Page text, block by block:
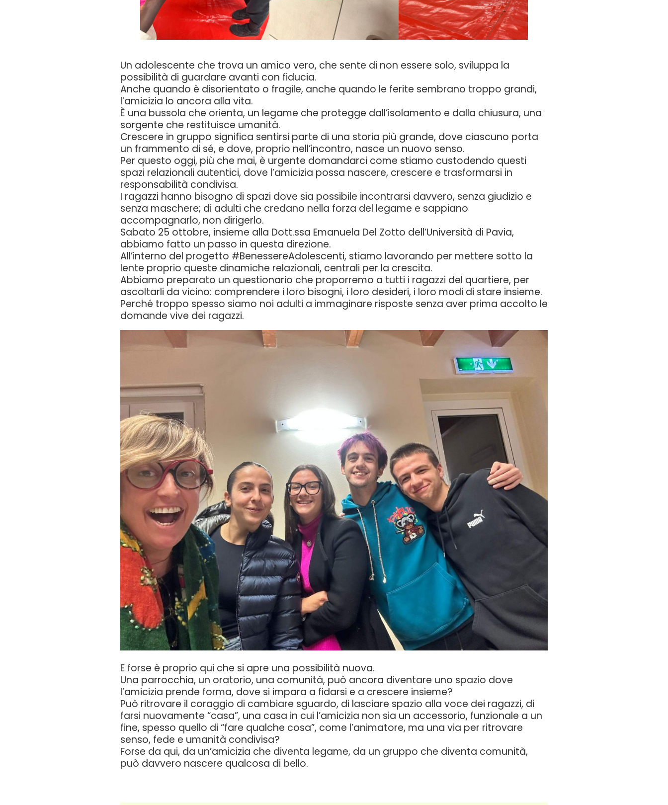
Un adolescente che trova un amico vero, che sente di non essere solo, sviluppa la
possibilità di guardare avanti con fiducia.
Anche quando è disorientato o fragile, anche quando le ferite sembrano troppo grandi,
l’amicizia lo ancora alla vita.
È una bussola che orienta, un legame che protegge dall’isolamento e dalla chiusura, una
sorgente che restituisce umanità.
Crescere in gruppo significa sentirsi parte di una storia più grande, dove ciascuno porta
un frammento di sé, e dove, proprio nell’incontro, nasce un nuovo senso.
Per questo oggi, più che mai, è urgente domandarci come stiamo custodendo questi
spazi relazionali autentici, dove l’amicizia possa nascere, crescere e trasformarsi in
responsabilità condivisa.
I ragazzi hanno bisogno di spazi dove sia possibile incontrarsi davvero, senza giudizio e
senza maschere; di adulti che credano nella forza del legame e sappiano
accompagnarlo, non dirigerlo.
Sabato 25 ottobre, insieme alla Dott.ssa Emanuela Del Zotto dell’Università di Pavia,
abbiamo fatto un passo in questa direzione.
All’interno del progetto #BenessereAdolescenti, stiamo lavorando per mettere sotto la
lente proprio queste dinamiche relazionali, centrali per la crescita.
Abbiamo preparato un questionario che proporremo a tutti i ragazzi del quartiere, per
ascoltarli da vicino: comprendere i loro bisogni, i loro desideri, i loro modi di stare insieme.
Perché troppo spesso siamo noi adulti a immaginare risposte senza aver prima accolto le
domande vive dei ragazzi.
E forse è proprio qui che si apre una possibilità nuova.
Una parrocchia, un oratorio, una comunità, può ancora diventare uno spazio dove
l’amicizia prende forma, dove si impara a fidarsi e a crescere insieme?
Può ritrovare il coraggio di cambiare sguardo, di lasciare spazio alla voce dei ragazzi, di
farsi nuovamente “casa”, una casa in cui l’amicizia non sia un accessorio, funzionale a un
fine, spesso quello di “fare qualche cosa”, come l’animatore, ma una via per ritrovare
senso, fede e umanità condivisa?
Forse da qui, da un’amicizia che diventa legame, da un gruppo che diventa comunità,
può davvero nascere qualcosa di bello.